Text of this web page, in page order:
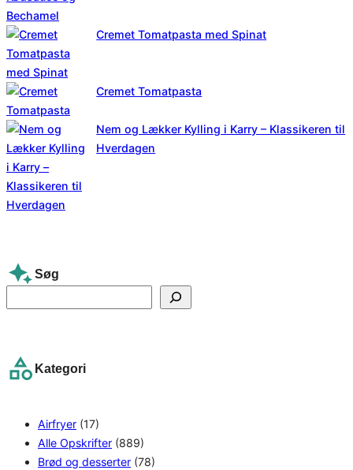
Cremet Tomatpasta med Spinat
Cremet Tomatpasta
Nem og Lækker Kylling i Karry – Klassikeren til
Hverdagen
Søg
e
c
Kategori
Airfryer (17)
Alle Opskrifter (889)
Brød og desserter (78)